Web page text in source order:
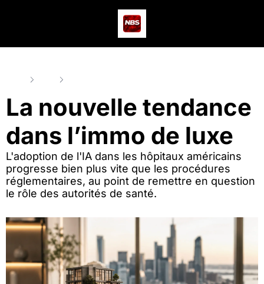
La nouvelle tendance
dans l’immo de luxe
L'adoption de l'IA dans les hôpitaux américains
progresse bien plus vite que les procédures
réglementaires, au point de remettre en question
le rôle des autorités de santé.